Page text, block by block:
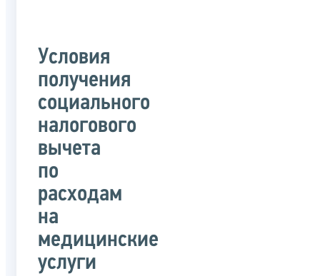
Условия
получения
социального
налогового
вычета
по
расходам
на
медицинские
услуги